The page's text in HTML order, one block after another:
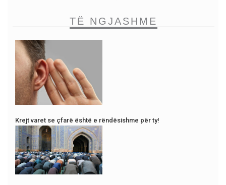
TË NGJASHME
Krejt varet se çfarë është e rëndësishme për ty!